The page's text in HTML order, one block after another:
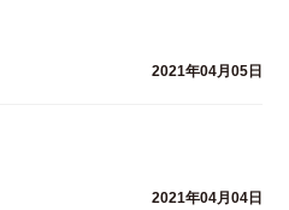
2021年04月05日
2021年04月04日